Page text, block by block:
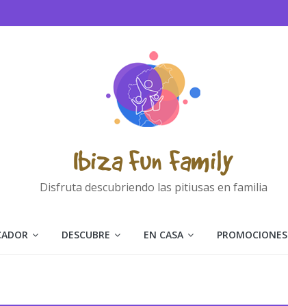
Ibiza Fun Family
Disfruta descubriendo las pitiusas en familia
DESCUBRE EN CASA PROMOCIONES